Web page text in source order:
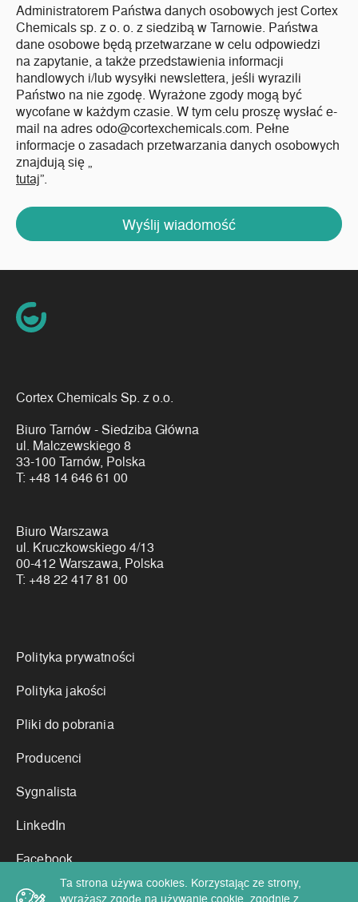
Administratorem Państwa danych osobowych jest Cortex
Chemicals sp. z o. o. z siedzibą w Tarnowie. Państwa
dane osobowe będą przetwarzane w celu odpowiedzi
na zapytanie, a także przedstawienia informacji
handlowych i/lub wysyłki newslettera, jeśli wyrazili
Państwo na nie zgodę. Wyrażone zgody mogą być
wycofane w każdym czasie. W tym celu proszę wysłać e-
mail na adres odo@cortexchemicals.com. Pełne
informacje o zasadach przetwarzania danych osobowych
znajdują się „
tutaj”.
Wyślij wiadomość
Cortex Chemicals Sp. z o.o.
Biuro Tarnów - Siedziba Główna
ul. Malczewskiego 8
33-100 Tarnów, Polska
T: +48 14 646 61 00
Biuro Warszawa
ul. Kruczkowskiego 4/13
00-412 Warszawa, Polska
T: +48 22 417 81 00
Linki
Polityka prywatności
Polityka jakości
Pliki do pobrania
Producenci
Sygnalista
LinkedIn
Facebook
Ta strona używa cookies. Korzystając ze strony,
wyrażasz zgodę na używanie cookie, zgodnie z